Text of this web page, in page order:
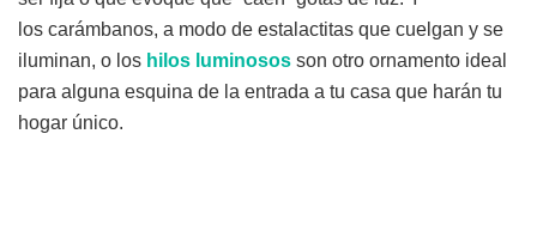
los carámbanos, a modo de estalactitas que cuelgan y se
iluminan, o los hilos luminosos son otro ornamento ideal
para alguna esquina de la entrada a tu casa que harán tu
hogar único.